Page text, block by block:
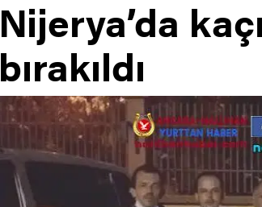
Nijerya’da
bırakıldı